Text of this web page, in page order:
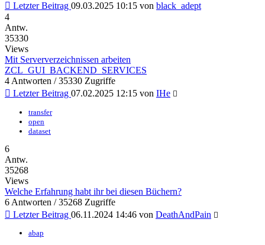
Letzter Beitrag 09.03.2025 10:15 von black_adept
4
Antw.
35330
Views
Mit Serververzeichnissen arbeiten
ZCL_GUI_BACKEND_SERVICES
4 Antworten / 35330 Zugriffe
Letzter Beitrag 07.02.2025 12:15 von IHe
transfer
open
dataset
6
Antw.
35268
Views
Welche Erfahrung habt ihr bei diesen Büchern?
6 Antworten / 35268 Zugriffe
Letzter Beitrag 06.11.2024 14:46 von DeathAndPain
abap